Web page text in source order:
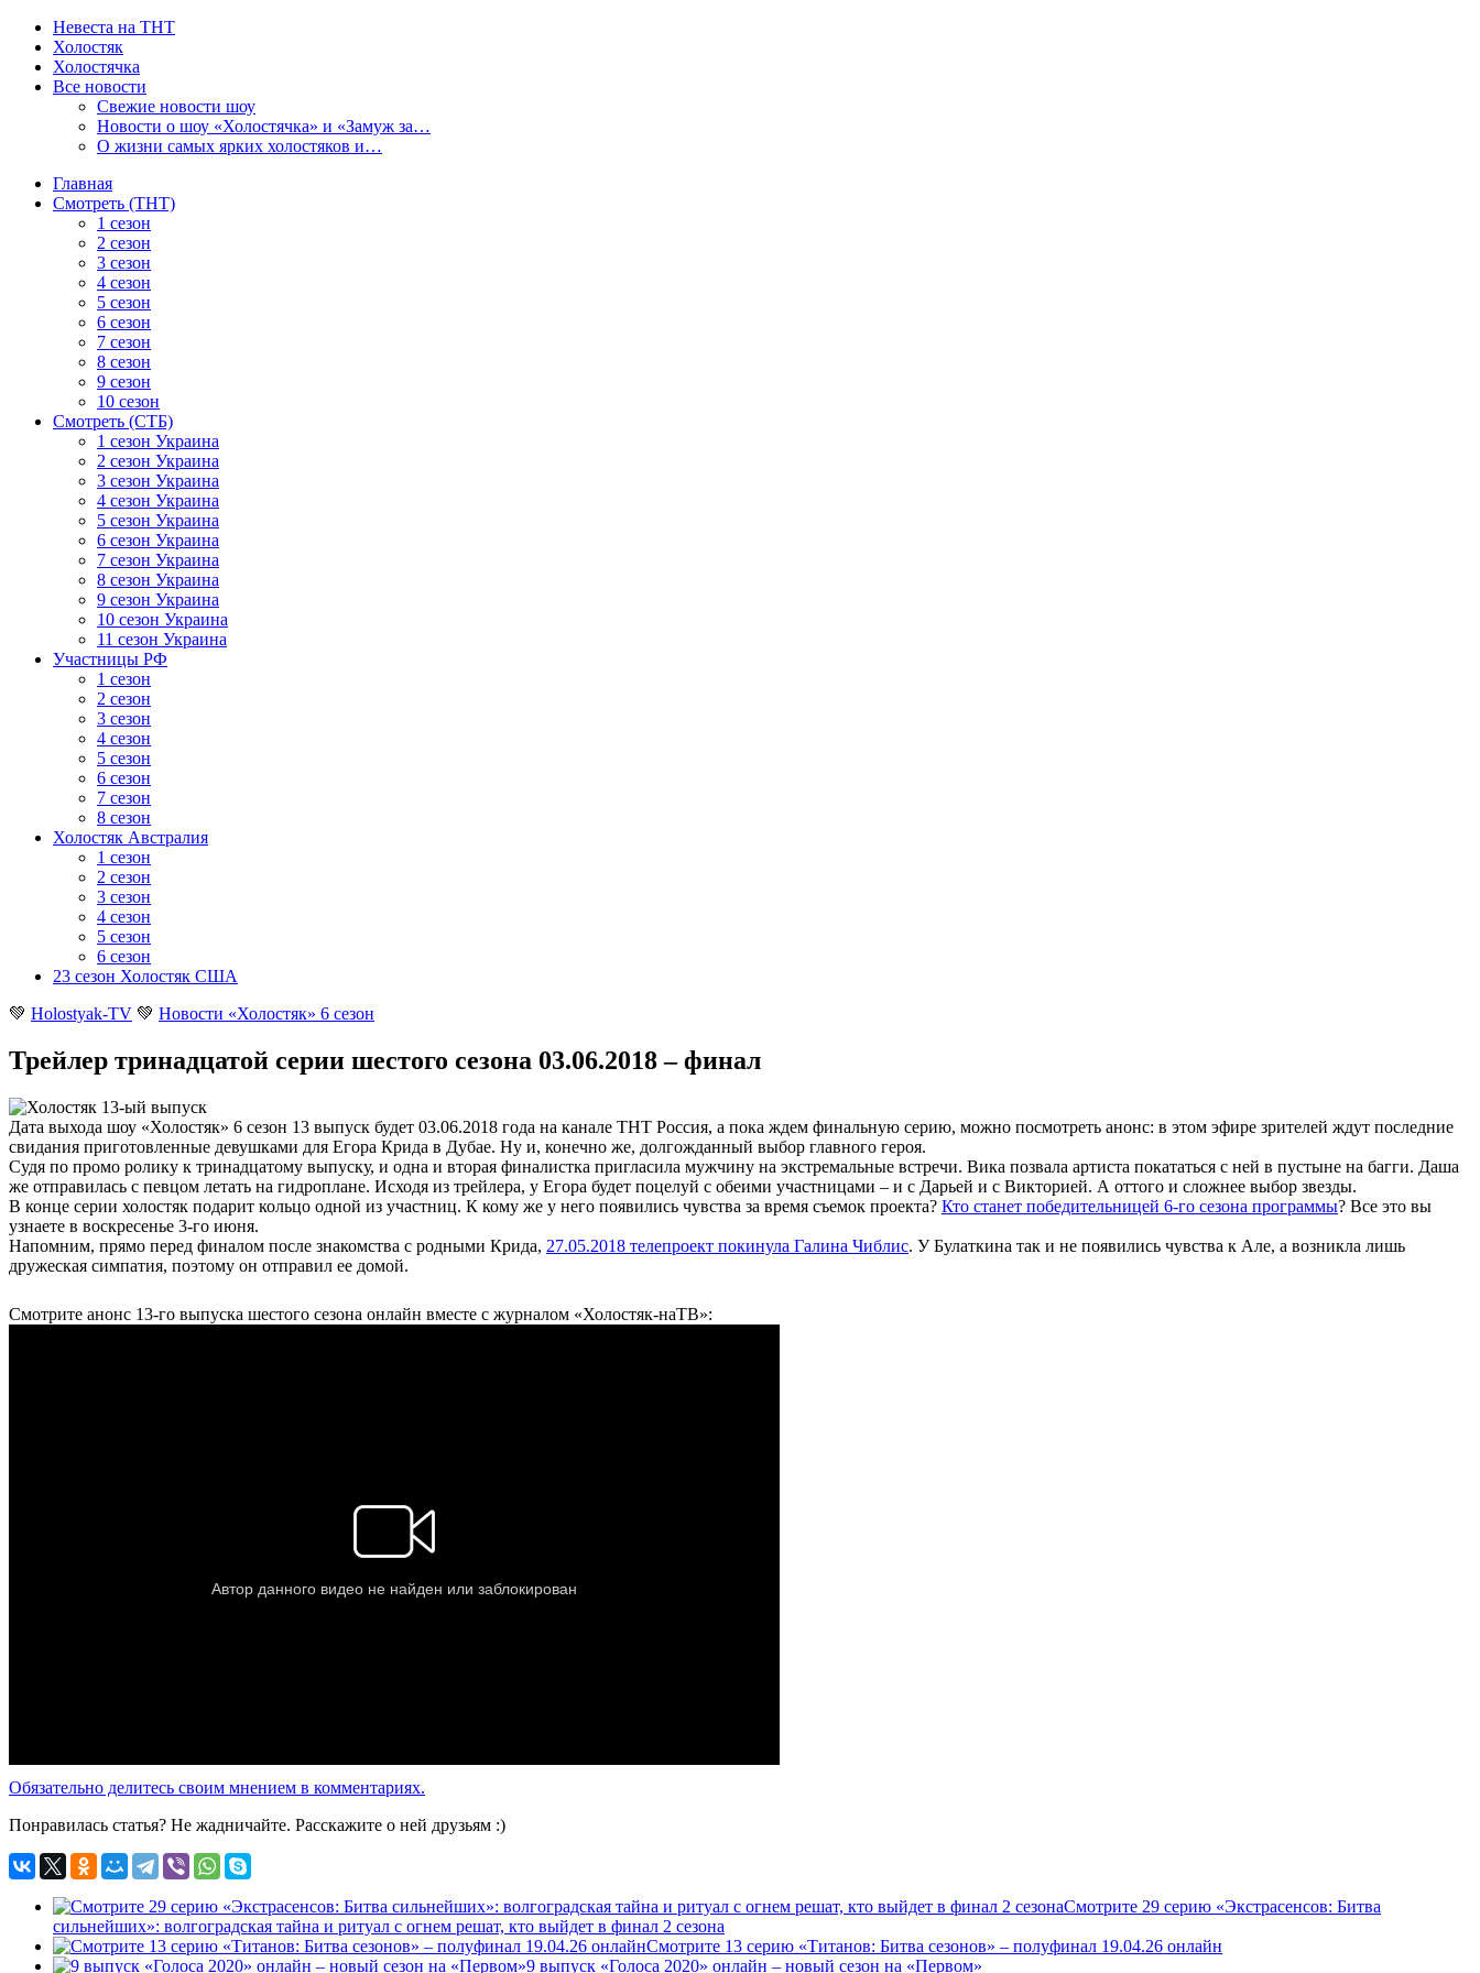
Невеста на ТНТ
Холостяк
Холостячка
Все новости
Свежие новости шоу
Новости о шоу «Холостячка» и «Замуж за…
О жизни самых ярких холостяков и…
Главная
Смотреть (ТНТ)
1 сезон
2 сезон
3 сезон
4 сезон
5 сезон
6 сезон
7 сезон
8 сезон
9 сезон
10 сезон
Смотреть (СТБ)
1 сезон Украина
2 сезон Украина
3 сезон Украина
4 сезон Украина
5 сезон Украина
6 сезон Украина
7 сезон Украина
8 сезон Украина
9 сезон Украина
10 сезон Украина
11 сезон Украина
Участницы РФ
1 сезон
2 сезон
3 сезон
4 сезон
5 сезон
6 сезон
7 сезон
8 сезон
Холостяк Австралия
1 сезон
2 сезон
3 сезон
4 сезон
5 сезон
6 сезон
23 сезон Холостяк США
💚 Holostyak-TV 💚 Новости «Холостяк» 6 сезон
Трейлер тринадцатой серии шестого сезона 03.06.2018 – финал
Дата выхода шоу «Холостяк» 6 сезон 13 выпуск будет 03.06.2018 года на канале ТНТ Россия, а пока ждем финальную серию, можно посмотреть анонс: в этом эфире зрителей ждут последние
свидания приготовленные девушками для Егора Крида в Дубае. Ну и, конечно же, долгожданный выбор главного героя.
Судя по промо ролику к тринадцатому выпуску, и одна и вторая финалистка пригласила мужчину на экстремальные встречи. Вика позвала артиста покататься с ней в пустыне на багги. Даша
же отправилась с певцом летать на гидроплане. Исходя из трейлера, у Егора будет поцелуй с обеими участницами – и с Дарьей и с Викторией. А оттого и сложнее выбор звезды.
В конце серии холостяк подарит кольцо одной из участниц. К кому же у него появились чувства за время съемок проекта? Кто станет победительницей 6-го сезона программы? Все это вы
узнаете в воскресенье 3-го июня.
Напомним, прямо перед финалом после знакомства с родными Крида, 27.05.2018 телепроект покинула Галина Чиблис. У Булаткина так и не появились чувства к Але, а возникла лишь
дружеская симпатия, поэтому он отправил ее домой.
Смотрите анонс 13-го выпуска шестого сезона онлайн вместе с журналом «Холостяк-наТВ»:
Обязательно делитесь своим мнением в комментариях.
Понравилась статья? Не жадничайте. Расскажите о ней друзьям :)
Смотрите 29 серию «Экстрасенсов: Битва
сильнейших»: волгоградская тайна и ритуал с огнем решат, кто выйдет в финал 2 сезона
Смотрите 13 серию «Титанов: Битва сезонов» – полуфинал 19.04.26 онлайн
9 выпуск «Голоса 2020» онлайн – новый сезон на «Первом»